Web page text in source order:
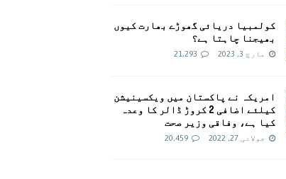
کولمبیا دریائی گھوڑے بھارت کیوں
بھیجنا چاہتا ہے؟
مارچ 3, 2023 21,293
امريکہ نے پاکستان میں ویکسینیشن
کیلئے اضافی 2 کروڑ ڈالر کا وعدہ
کیا ہے، وفاقی وزیر صحت
جولائی 27, 2022 20,459